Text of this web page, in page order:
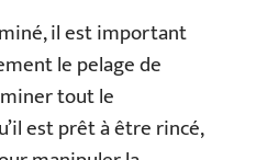
il est important
le pelage de
tout le
est prêt à être rincé,